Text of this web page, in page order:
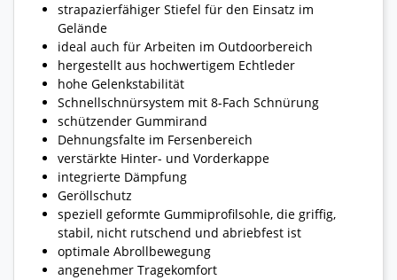
strapazierfähiger Stiefel für den Einsatz im
Gelände
ideal auch für Arbeiten im Outdoorbereich
hergestellt aus hochwertigem Echtleder
hohe Gelenkstabilität
Schnellschnürsystem mit 8-Fach Schnürung
schützender Gummirand
Dehnungsfalte im Fersenbereich
verstärkte Hinter- und Vorderkappe
integrierte Dämpfung
Geröllschutz
speziell geformte Gummiprofilsohle, die griffig,
stabil, nicht rutschend und abriebfest ist
optimale Abrollbewegung
angenehmer Tragekomfort